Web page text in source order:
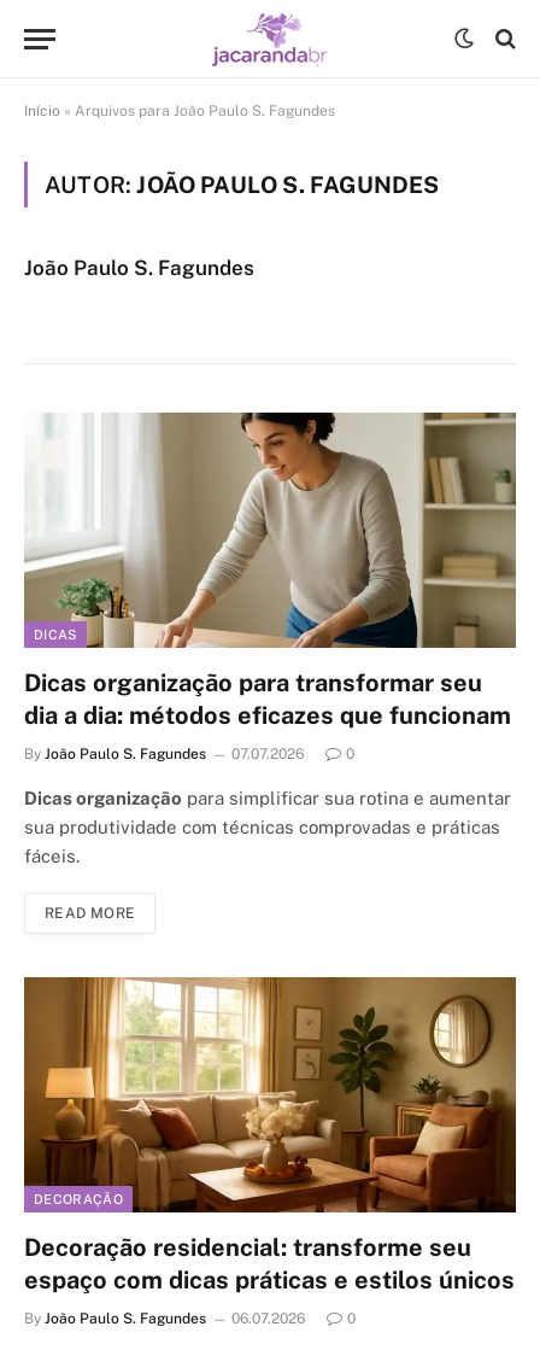
Início » Arquivos para João Paulo S. Fagundes
AUTOR:JOÃO PAULO S. FAGUNDES
João Paulo S. Fagundes
DICAS
Dicas organização para transformar seu
dia a dia: métodos eficazes que funcionam
By João Paulo S. Fagundes 07.07.2026 0
Dicas organização para simplificar sua rotina e aumentar
sua produtividade com técnicas comprovadas e práticas
fáceis.
READ MORE
DECORAÇÃO
Decoração residencial: transforme seu
espaço com dicas práticas e estilos únicos
By João Paulo S. Fagundes 06.07.2026 0